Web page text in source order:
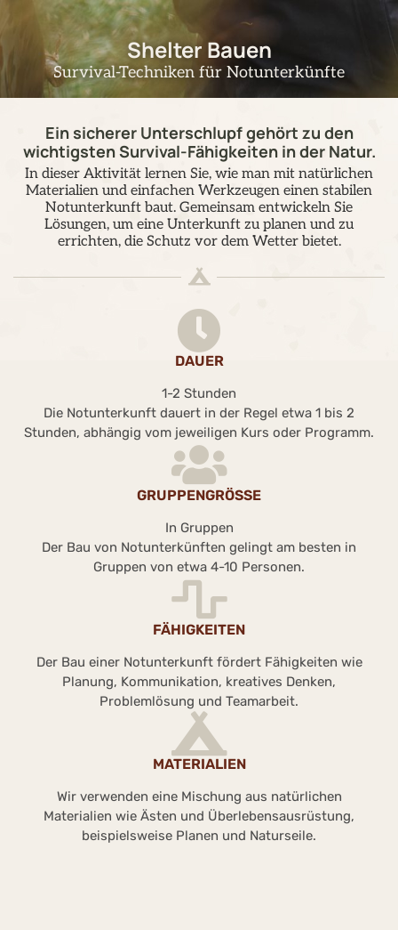
Shelter Bauen
Survival-Techniken für Notunterkünfte
Ein sicherer Unterschlupf gehört zu den
wichtigsten Survival-Fähigkeiten in der Natur.
In dieser Aktivität lernen Sie, wie man mit natürlichen
Materialien und einfachen Werkzeugen einen stabilen
Notunterkunft baut. Gemeinsam entwickeln Sie
Lösungen, um eine Unterkunft zu planen und zu
errichten, die Schutz vor dem Wetter bietet.
DAUER
1-2 Stunden
Die Notunterkunft dauert in der Regel etwa 1 bis 2
Stunden, abhängig vom jeweiligen Kurs oder Programm.
GRUPPENGRÖSSE
In Gruppen
Der Bau von Notunterkünften gelingt am besten in
Gruppen von etwa 4-10 Personen.
FÄHIGKEITEN
Der Bau einer Notunterkunft fördert Fähigkeiten wie
Planung, Kommunikation, kreatives Denken,
Problemlösung und Teamarbeit.
MATERIALIEN
Wir verwenden eine Mischung aus natürlichen
Materialien wie Ästen und Überlebensausrüstung,
beispielsweise Planen und Naturseile.